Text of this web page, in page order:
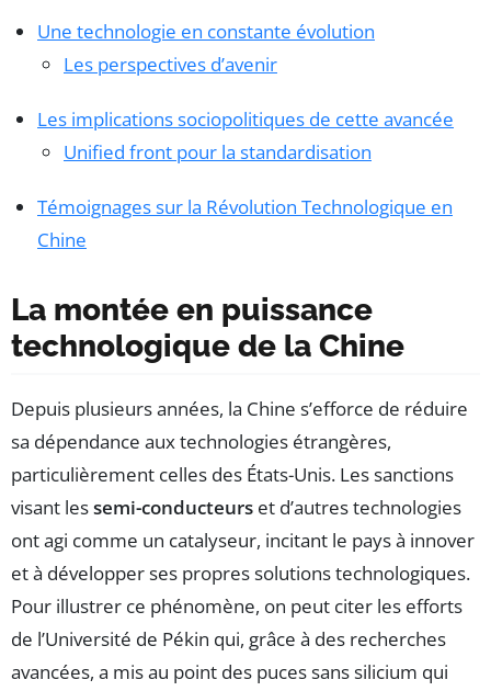
Une technologie en constante évolution
Les perspectives d’avenir
Les implications sociopolitiques de cette avancée
Unified front pour la standardisation
Témoignages sur la Révolution Technologique en
Chine
La montée en puissance
technologique de la Chine
Depuis plusieurs années, la Chine s’efforce de réduire
sa dépendance aux technologies étrangères,
particulièrement celles des États-Unis. Les sanctions
visant lessemi-conducteurs et d’autres technologies
ont agi comme un catalyseur, incitant le pays à innover
et à développer ses propres solutions technologiques.
Pour illustrer ce phénomène, on peut citer les efforts
de l’Université de Pékin qui, grâce à des recherches
avancées, a mis au point des puces sans silicium qui